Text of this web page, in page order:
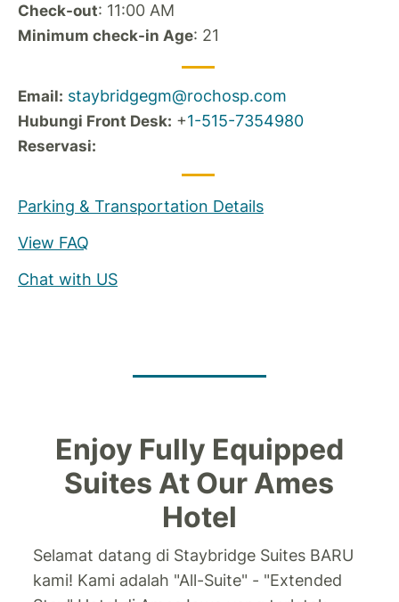
Check-out: 11:00 AM
Minimum check-in Age: 21
Email: staybridgegm@rochosp.com
Hubungi Front Desk: +1-515-7354980
Reservasi:
Parking & Transportation Details
View FAQ
Chat with US
Enjoy Fully Equipped
Suites At Our Ames
Hotel
Selamat datang di Staybridge Suites BARU
kami! Kami adalah "All-Suite" - "Extended